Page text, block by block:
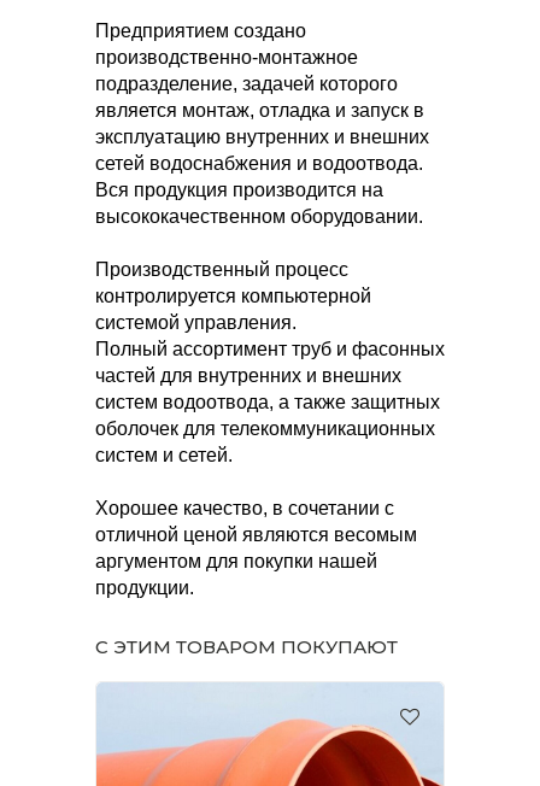
Предприятием создано
производственно-монтажное
подразделение, задачей которого
является монтаж, отладка и запуск в
эксплуатацию внутренних и внешних
сетей водоснабжения и водоотвода.
Вся продукция производится на
высококачественном оборудовании.
Производственный процесс
контролируется компьютерной
системой управления.
Полный ассортимент труб и фасонных
частей для внутренних и внешних
систем водоотвода, а также защитных
оболочек для телекоммуникационных
систем и сетей.
Хорошее качество, в сочетании с
отличной ценой являются весомым
аргументом для покупки нашей
продукции.
С ЭТИМ ТОВАРОМ ПОКУПАЮТ